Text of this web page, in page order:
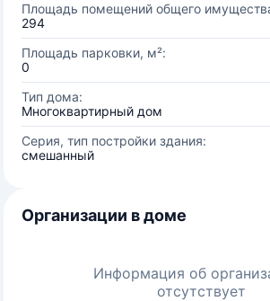
Площадь помещений общего
294
Площадь парковки, м²:
0
Тип дома:
Многоквартирный дом
Серия, тип постройки здания:
смешанный
Организации в доме
Информация об
отсутствует